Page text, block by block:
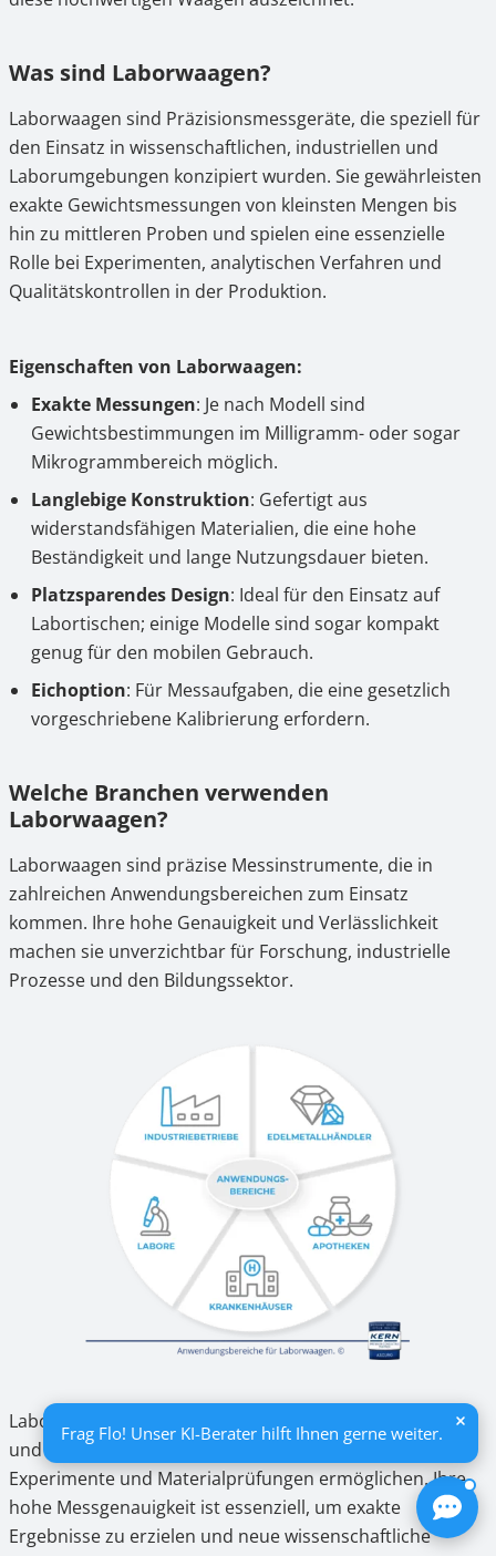
Was sind Laborwaagen?
Laborwaagen sind Präzisionsmessgeräte, die speziell für
den Einsatz in wissenschaftlichen, industriellen und
Laborumgebungen konzipiert wurden. Sie gewährleisten
exakte Gewichtsmessungen von kleinsten Mengen bis
hin zu mittleren Proben und spielen eine essenzielle
Rolle bei Experimenten, analytischen Verfahren und
Qualitätskontrollen in der Produktion.
Eigenschaften von Laborwaagen:
Exakte Messungen: Je nach Modell sind
Gewichtsbestimmungen im Milligramm- oder sogar
Mikrogrammbereich möglich.
Langlebige Konstruktion: Gefertigt aus
widerstandsfähigen Materialien, die eine hohe
Beständigkeit und lange Nutzungsdauer bieten.
Platzsparendes Design: Ideal für den Einsatz auf
Labortischen; einige Modelle sind sogar kompakt
genug für den mobilen Gebrauch.
Eichoption: Für Messaufgaben, die eine gesetzlich
vorgeschriebene Kalibrierung erfordern.
Welche Branchen verwenden
Laborwaagen?
Laborwaagen sind präzise Messinstrumente, die in
zahlreichen Anwendungsbereichen zum Einsatz
kommen. Ihre hohe Genauigkeit und Verlässlichkeit
machen sie unverzichtbar für Forschung, industrielle
Prozesse und den Bildungssektor.
Laborwaagen spielen eine zentrale Rolle in Forschung
und Entwicklung, da sie präzise Messungen für
Experimente und Materialprüfungen ermöglichen. Ihre
hohe Messgenauigkeit ist essenziell, um exakte
Ergebnisse zu erzielen und neue wissenschaftliche
Frag Flo! Unser KI-Berater hilft Ihnen gerne weiter.